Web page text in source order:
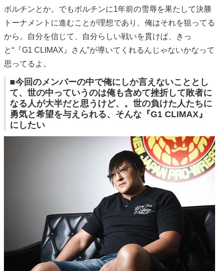
ボルチンとか。でもボルチンに1年前の雪辱を果たして決勝
トーナメントに進むことが理想であり、俺はそれを狙ってる
から。自分を信じて、自分らしい戦いを貫けば、きっ
と“『G1 CLIMAX』さん”が導いてくれるんじゃないかなって
思ってるよ。
■今回のメンバーの中で俺にしか言えないこととし
て、世の中っていうのは俺も含めて挫折して敗者に
なる人が大半だと思うけど、。世の負けた人たちに
勇気と希望を与えられる、そんな『G1 CLIMAX』
にしたい